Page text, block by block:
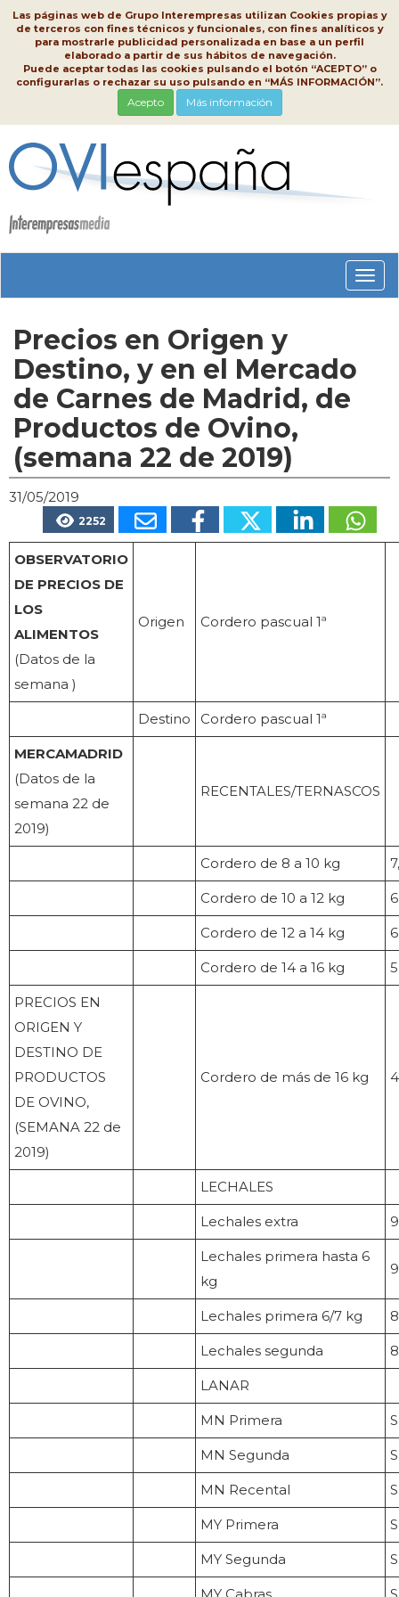
Las páginas web de Grupo Interempresas utilizan Cookies propias y
de terceros con fines técnicos y funcionales, con fines analíticos y
para mostrarle publicidad personalizada en base a un perfil
elaborado a partir de sus hábitos de navegación.
Puede aceptar todas las cookies pulsando el botón “ACEPTO” o
configurarlas o rechazar su uso pulsando en “MÁS INFORMACIÓN”.
Acepto Más información
Precios en Origen y
Destino, y en el Mercado
de Carnes de Madrid, de
Productos de Ovino,
(semana 22 de 2019)
31/05/2019
2252
OBSERVATORIO
DE PRECIOS DE
LOS
ALIMENTOS
(Datos de la
semana )
Origen Cordero pascual 1ª
Destino Cordero pascual 1ª
MERCAMADRID
(Datos de la
semana 22 de
2019)
RECENTALES/TERNASCOS
Cordero de 8 a 10 kg
Cordero de 10 a 12 kg
Cordero de 12 a 14 kg
Cordero de 14 a 16 kg
PRECIOS EN
ORIGEN Y
DESTINO DE
PRODUCTOS
DE OVINO,
(SEMANA 22 de
2019)
Cordero de más de 16 kg
LECHALES
Lechales extra
Lechales primera hasta 6
kg
Lechales primera 6/7 kg
Lechales segunda
LANAR
MN Primera
MN Segunda
MN Recental
MY Primera
MY Segunda